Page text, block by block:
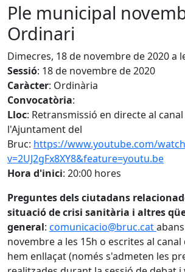
Ple municipal
Ordinari
Dimecres, 18 de novembre de 2020 a
Sessió: 18 de novembre de 2020
Caràcter: Ordinària
Convocatòria:
Lloc: Retransmissió en directe al
l'Ajuntament del
Bruc: https://www.youtube.com/
v=2UJ2gFx8XY8&feature=youtu.be
Hora d'inici: 20:00 hores
Preguntes dels ciutadans
situació de crisi sanitària i altres
general: comunicacio@bruc.cat
novembre a les 15h o escrites al
hem enllaçat (només s'admeten les